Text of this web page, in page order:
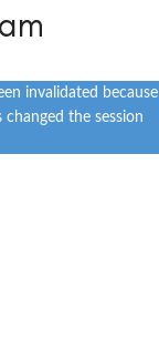
invalidated because
the session